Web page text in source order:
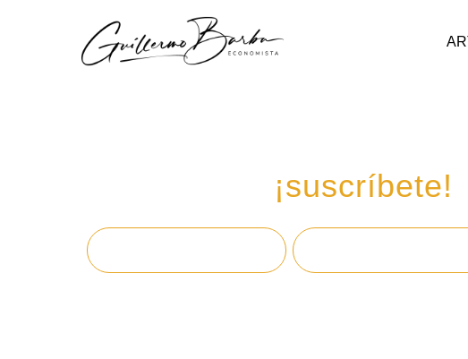
¡suscríbete!